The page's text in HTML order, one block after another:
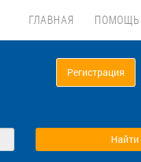
ГЛАВНАЯ ПОМОЩЬ
Регистрация